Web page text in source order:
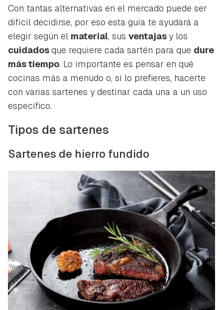
Con tantas alternativas en el mercado puede ser
difícil decidirse, por eso esta guía te ayudará a
elegir según el material, sus ventajasy los
cuidadosque requiere cada sartén para que dure
más tiempo. Lo importante es pensar en qué
cocinas más a menudo o, si lo prefieres, hacerte
con varias sartenes y destinar cada una a un uso
específico.
Tipos de sartenes
Sartenes de hierro fundido